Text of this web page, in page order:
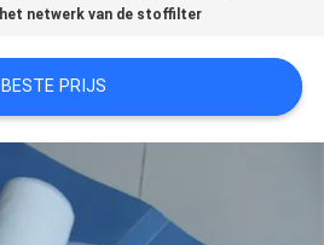
het netwerk van de stoffilter
BESTE PRIJS